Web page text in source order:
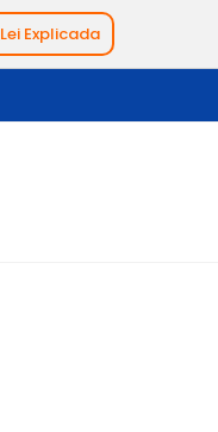
Lei Explicada